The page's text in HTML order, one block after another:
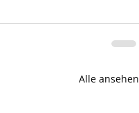
Alle ansehen